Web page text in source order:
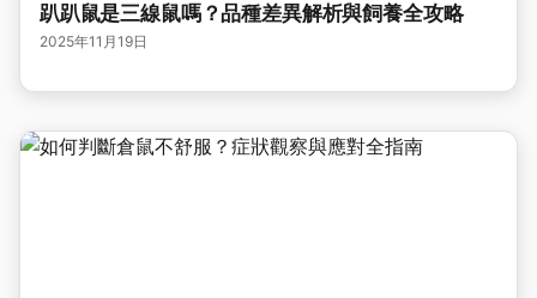
趴趴鼠是三線鼠嗎？品種差異解析與飼養全攻略
2025年11月19日